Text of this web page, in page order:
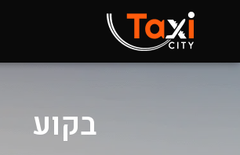
בקוע